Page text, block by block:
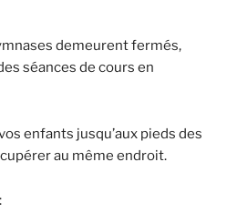
demeurent fermés,
séances de cours en
enfants jusqu’aux pieds des
au même endroit.